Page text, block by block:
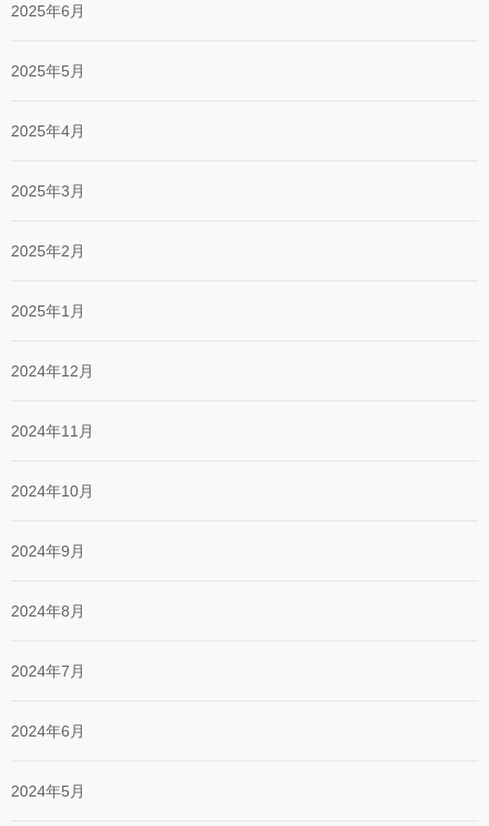
2025年6月
2025年5月
2025年4月
2025年3月
2025年2月
2025年1月
2024年12月
2024年11月
2024年10月
2024年9月
2024年8月
2024年7月
2024年6月
2024年5月